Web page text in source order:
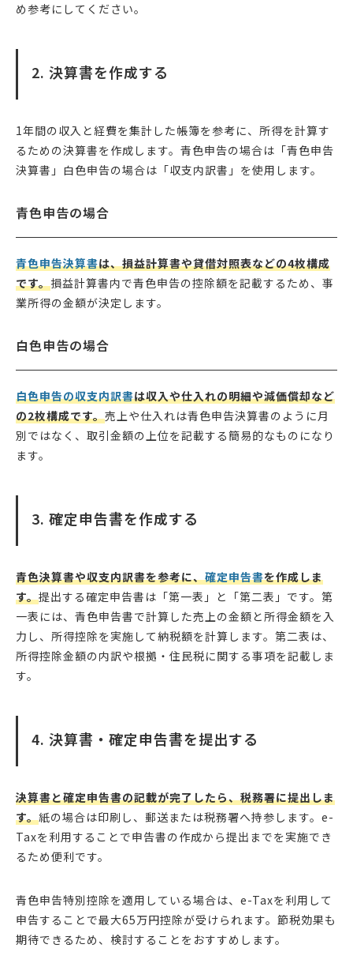
め参考にしてください。
2. 決算書を作成する
1年間の収入と経費を集計した帳簿を参考に、所得を計算す
るための決算書を作成します。青色申告の場合は「青色申告
決算書」白色申告の場合は「収支内訳書」を使用します。
青色申告の場合
青色申告決算書は、損益計算書や貸借対照表などの4枚構成
です。損益計算書内で青色申告の控除額を記載するため、事
業所得の金額が決定します。
白色申告の場合
白色申告の収支内訳書は収入や仕入れの明細や減価償却など
の2枚構成です。売上や仕入れは青色申告決算書のように月
別ではなく、取引金額の上位を記載する簡易的なものになり
ます。
3. 確定申告書を作成する
青色決算書や収支内訳書を参考に、確定申告書を作成しま
す。提出する確定申告書は「第一表」と「第二表」です。第
一表には、青色申告書で計算した売上の金額と所得金額を入
力し、所得控除を実施して納税額を計算します。第二表は、
所得控除金額の内訳や根拠・住民税に関する事項を記載しま
す。
4. 決算書・確定申告書を提出する
決算書と確定申告書の記載が完了したら、税務署に提出しま
す。紙の場合は印刷し、郵送または税務署へ持参します。e-
Taxを利用することで申告書の作成から提出までを実施でき
るため便利です。
青色申告特別控除を適用している場合は、e-Taxを利用して
申告することで最大65万円控除が受けられます。節税効果も
期待できるため、検討することをおすすめします。